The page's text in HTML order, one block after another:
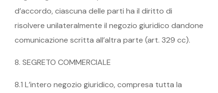
d’accordo, ciascuna delle parti ha il diritto di
risolvere unilateralmente il negozio giuridico dandone
comunicazione scritta all’altra parte (art. 329 cc).
8. SEGRETO COMMERCIALE
8.1 L’intero negozio giuridico, compresa tutta la